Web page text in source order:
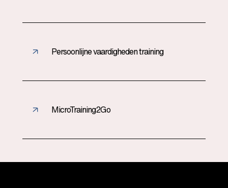
Persoonlijne vaardigheden training
MicroTraining2Go